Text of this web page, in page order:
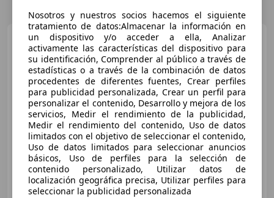
Volkswagen Polo1.2TDI
BlueMotion
€ 5.500
Sin comparación
06/2012 195.000 km Diésel
55 kW (75 CV)
Nosotros y nuestros socios hacemos el siguiente
tratamiento de datos:Almacenar la información en
un dispositivo y/o acceder a ella, Analizar
activamente las características del dispositivo para
su identificación, Comprender al público a través de
estadísticas o a través de la combinación de datos
procedentes de diferentes fuentes, Crear perfiles
para publicidad personalizada, Crear un perfil para
personalizar el contenido, Desarrollo y mejora de los
servicios, Medir el rendimiento de la publicidad,
Medir el rendimiento del contenido, Uso de datos
limitados con el objetivo de seleccionar el contenido,
Uso de datos limitados para seleccionar anuncios
básicos, Uso de perfiles para la selección de
contenido personalizado, Utilizar datos de
localización geográfica precisa, Utilizar perfiles para
seleccionar la publicidad personalizada